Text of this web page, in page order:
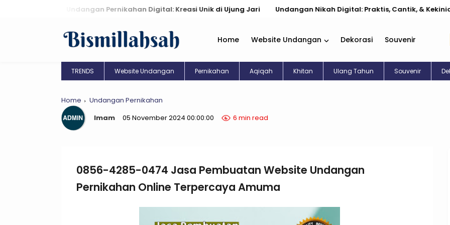
Undangan Pernikahan Digital: Kreasi Unik di Ujung Jari Undangan Nikah Digital: Praktis, Cantik, & Kekinian
Home Website Undangan Dekorasi Souvenir
TRENDS Website Undangan Pernikahan Aqiqah Khitan Ulang Tahun Souvenir
Home
Undangan Pernikahan
Imam
05 November 2024 00:00:00 6 min read
0856-4285-0474 Jasa Pembuatan Website Undangan
Pernikahan Online Terpercaya Amuma